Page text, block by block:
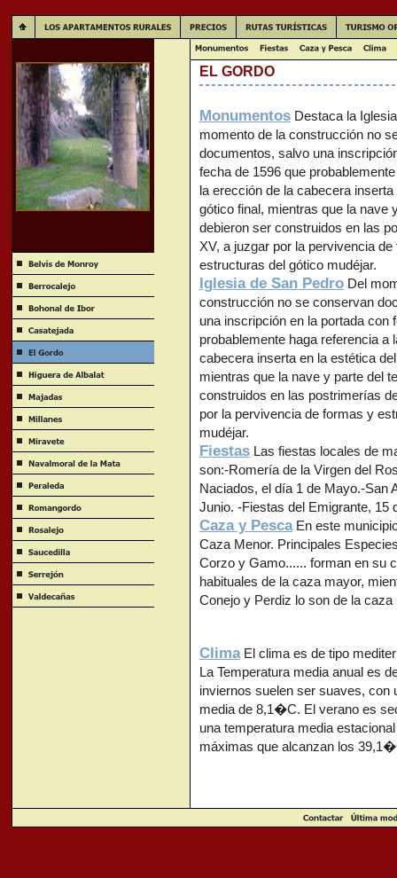
EL GORDO
Monumentos Destaca la
momento de la construcción no
documentos, salvo una
fecha de 1596 que
la erección de la cabecera
gótico final, mientras que la nave
debieron ser construidos en las
XV, a juzgar por la pervivencia
estructuras del gótico mudéjar.
Iglesia de San Pedro Del
construcción no se conservan
una inscripción en la portada con
probablemente haga referencia a
cabecera inserta en la estética
mientras que la nave y parte del
construidos en las postrimerías
por la pervivencia de formas y
mudéjar.
Fiestas Las fiestas locales de
son:-Romería de la Virgen del
Naciados, el día 1 de Mayo.-San
Junio. -Fiestas del Emigrante, 15
Caza y PescaEn este
Caza Menor. Principales
Corzo y Gamo...... forman en su
habituales de la caza mayor,
Conejo y Perdiz lo son de la caza
ClimaEl clima es de tipo
La Temperatura media anual es
inviernos suelen ser suaves, con
media de 8,1�C. El verano es
una temperatura media
máximas que alcanzan los